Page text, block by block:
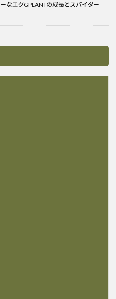
なエグGPLANTの成長とスパイダー